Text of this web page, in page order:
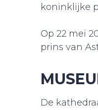
koninklijke
Op 22 mei
prins van
De